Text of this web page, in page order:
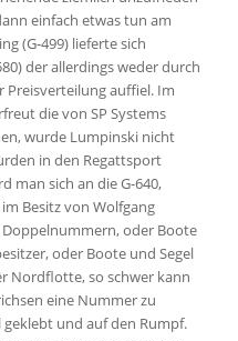
einfach etwas tun am
(G-499) lieferte sich
der allerdings weder durch
Preisverteilung auffiel. Im
die von SP Systems
wurde Lumpinski nicht
in den Regattsport
man sich an die G-640,
Besitz von Wolfgang
oder Boote
oder Boote und Segel
Nordflotte, so schwer kann
eine Nummer zu
und auf den Rumpf.